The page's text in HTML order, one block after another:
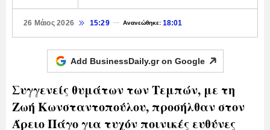
26 Μάιος 2026 15:29 Ανανεώθηκε:18:01
Add BusinessDaily.gr on Google
Συγγενείς θυμάτων των Τεμπών, με τη
Ζωή Κωνσταντοπούλου, προσήλθαν στον
Άρειο Πάγο για τυχόν ποινικές ευθύνες